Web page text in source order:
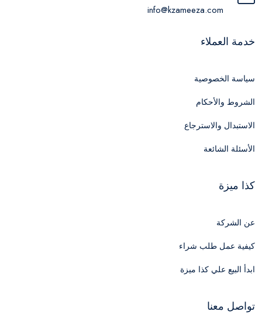
info@kzameeza.com
خدمة العملاء
سياسة الخصوصية
الشروط والأحكام
الاستبدال والاسترجاع
الأسئلة الشائعة
كذا ميزة
عن الشركة
كيفية عمل طلب شراء
ابدأ البيع علي كذا ميزة
تواصل معنا